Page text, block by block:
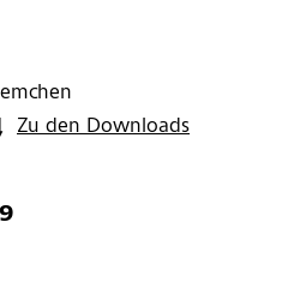
Zu den Downloads